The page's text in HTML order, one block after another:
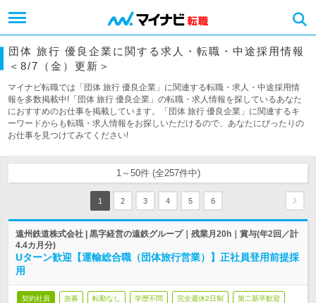
団体 旅行 優良企業に関する求人・転職・中途採用情報
＜8/7（金）更新＞
マイナビ転職では「団体 旅行 優良企業」に関連する転職・求人・中途採用情
報を多数掲載中!「団体 旅行 優良企業」の転職・求人情報を探しているあなた
におすすめのお仕事を掲載しています。「団体 旅行 優良企業」に関連するキ
ーワードからも転職・求人情報をお探しいただけるので、あなたにぴったりの
お仕事を見つけてみてください!
1～50件 (全257件中)
1 2 3 4 5 6
遠州鉄道株式会社 | 黒字経営の遠鉄グループ｜残業月20h｜賞与(年2回／計
4.4カ月分)
Uターン歓迎【運輸総合職（団体旅行営業）】正社員登用前提採
用
契約社員 急募 転勤なし 学歴不問 完全週休2日制 第二新卒歓迎